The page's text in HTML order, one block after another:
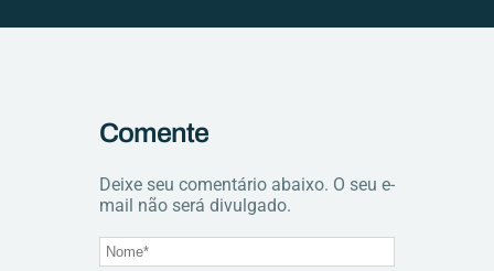
Comente
Deixe seu comentário abaixo. O seu e-
mail não será divulgado.